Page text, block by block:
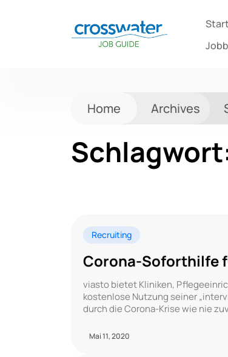
Start
Home Archives
Recruiting
Corona-Soforthilfe
viasto bietet Kliniken,
kostenlose Nutzung seiner
durch die Corona-Krise wie nie
Mai 11, 2020